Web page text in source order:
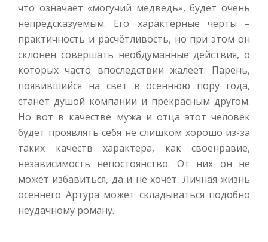
что означает «могучий медведь», будет очень
непредсказуемым. Его характерные черты –
практичность и расчётливость, но при этом он
склонен совершать необдуманные действия, о
которых часто впоследствии жалеет. Парень,
появившийся на свет в осеннюю пору года,
станет душой компании и прекрасным другом.
Но вот в качестве мужа и отца этот человек
будет проявлять себя не слишком хорошо из-за
таких качеств характера, как своенравие,
независимость непостоянство. От них он не
может избавиться, да и не хочет. Личная жизнь
осеннего Артура может складываться подобно
неудачному роману.